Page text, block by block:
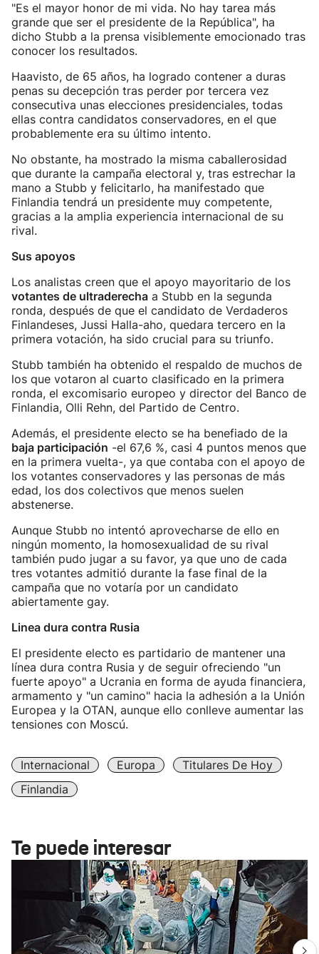
"Es el mayor honor de mi vida. No hay tarea más
grande que ser el presidente de la República", ha
dicho Stubb a la prensa visiblemente emocionado tras
conocer los resultados.
Haavisto, de 65 años, ha logrado contener a duras
penas su decepción tras perder por tercera vez
consecutiva unas elecciones presidenciales, todas
ellas contra candidatos conservadores, en el que
probablemente era su último intento.
No obstante, ha mostrado la misma caballerosidad
que durante la campaña electoral y, tras estrechar la
mano a Stubb y felicitarlo, ha manifestado que
Finlandia tendrá un presidente muy competente,
gracias a la amplia experiencia internacional de su
rival.
Sus apoyos
Los analistas creen que el apoyo mayoritario de los
votantes de ultraderecha a Stubb en la segunda
ronda, después de que el candidato de Verdaderos
Finlandeses, Jussi Halla-aho, quedara tercero en la
primera votación, ha sido crucial para su triunfo.
Stubb también ha obtenido el respaldo de muchos de
los que votaron al cuarto clasificado en la primera
ronda, el excomisario europeo y director del Banco de
Finlandia, Olli Rehn, del Partido de Centro.
Además, el presidente electo se ha benefiado de la
baja participación -el 67,6 %, casi 4 puntos menos que
en la primera vuelta-, ya que contaba con el apoyo de
los votantes conservadores y las personas de más
edad, los dos colectivos que menos suelen
abstenerse.
Aunque Stubb no intentó aprovecharse de ello en
ningún momento, la homosexualidad de su rival
también pudo jugar a su favor, ya que uno de cada
tres votantes admitió durante la fase final de la
campaña que no votaría por un candidato
abiertamente gay.
Linea dura contra Rusia
El presidente electo es partidario de mantener una
línea dura contra Rusia y de seguir ofreciendo "un
fuerte apoyo" a Ucrania en forma de ayuda financiera,
armamento y "un camino" hacia la adhesión a la Unión
Europea y la OTAN, aunque ello conlleve aumentar las
tensiones con Moscú.
Internacional Europa
Titulares De Hoy
Finlandia
Te puede interesar